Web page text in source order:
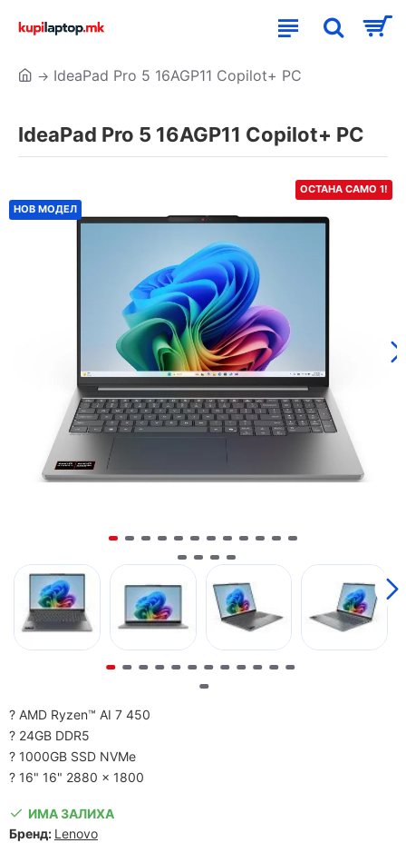
IdeaPad Pro 5 16AGP11 Copilot+ PC
IdeaPad Pro 5 16AGP11 Copilot+ PC
ОСТАНА САМО 1!
НОВ МОДЕЛ
? AMD Ryzen™ AI 7 450
? 24GB DDR5
? 1000GB SSD NVMe
? 16" 16" 2880 x 1800
ИМА ЗАЛИХА
Бренд: Lenovo